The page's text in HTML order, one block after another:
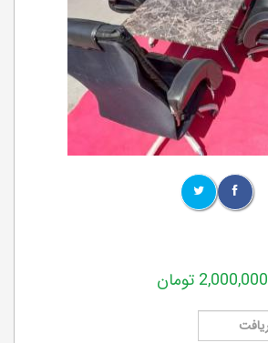
2,000,000 تومان